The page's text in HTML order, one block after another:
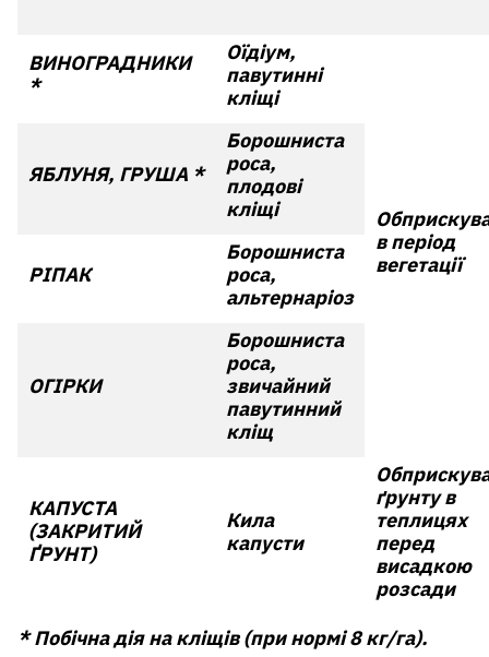
ВИНОГРАДНИКИ
*
Оїдіум,
павутинні
кліщі
в період
вегетації
ЯБЛУНЯ, ГРУША *
Борошниста
роса,
плодові
кліщі
РІПАК
Борошниста
роса,
альтернаріоз
ОГІРКИ
Борошниста
роса,
звичайний
павутинний
кліщ
КАПУСТА
(ЗАКРИТИЙ
ҐРУНТ)
Кила
капусти
ґрунту в
теплицях
перед
висадкою
розсади
* Побічна дія на кліщів (при нормі 8 кг/га).